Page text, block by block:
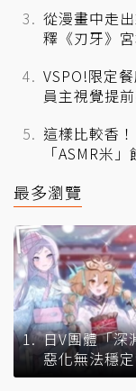
從漫畫中走
釋《刃牙》
VSPO!限定
員主視覺提
這樣比較香
「ASMR米
最多瀏覽
日V團體「深
惡化無法穩
來去向